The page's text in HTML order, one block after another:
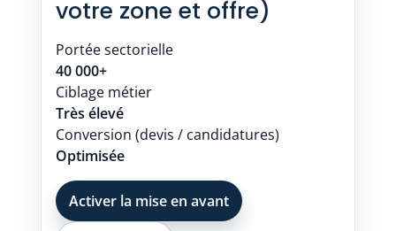
votre zone et offre)
Portée sectorielle
40 000+
Ciblage métier
Très élevé
Conversion (devis / candidatures)
Optimisée
Activer la mise en avant